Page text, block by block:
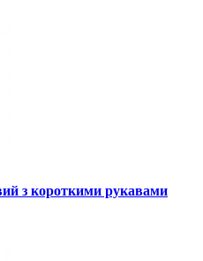
з короткими рукавами